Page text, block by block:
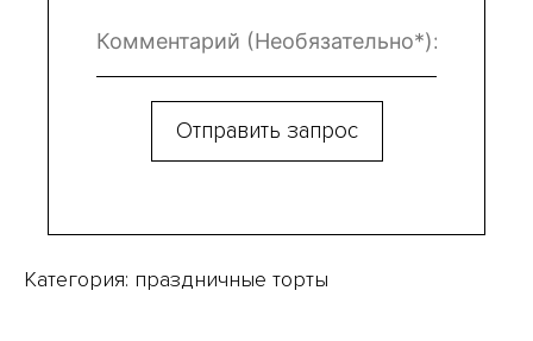
Категория: праздничные торты